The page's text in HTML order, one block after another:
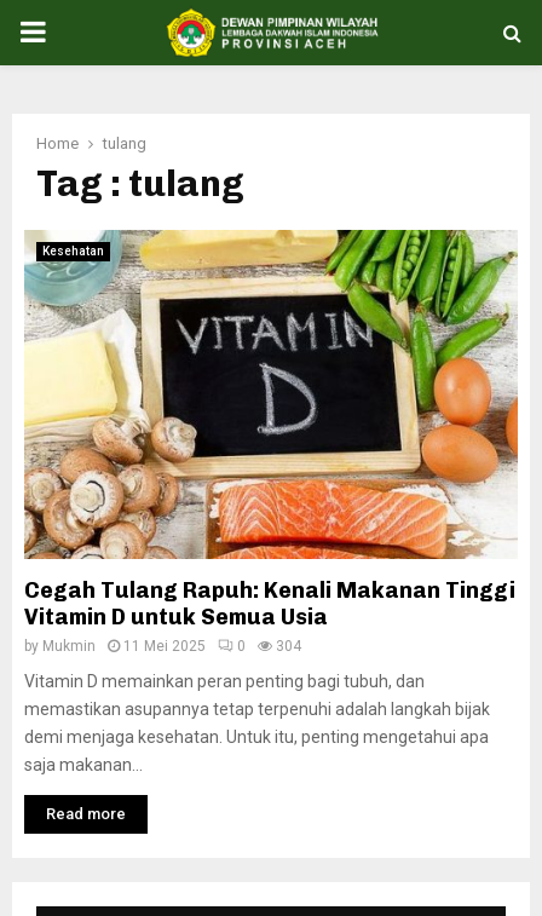
PRIMARY
Home tulang
Tag : tulang
Kesehatan
Cegah Tulang Rapuh: Kenali Makanan Tinggi
Vitamin D untuk Semua Usia
by Mukmin 11 Mei 2025 0 304
Vitamin D memainkan peran penting bagi tubuh, dan
memastikan asupannya tetap terpenuhi adalah langkah bijak
demi menjaga kesehatan. Untuk itu, penting mengetahui apa
saja makanan...
Read more